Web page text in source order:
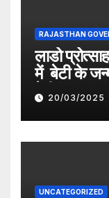
RAJASTHAN
लाडो
में बेटी के
देगी सरकार
20/03/2025
UNCATEGORIZED